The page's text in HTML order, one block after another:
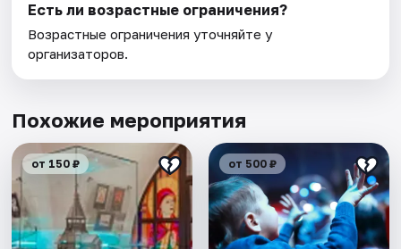
Есть ли возрастные ограничения?
Возрастные ограничения уточняйте у
организаторов.
Похожие мероприятия
от 150 ₽ от 500 ₽